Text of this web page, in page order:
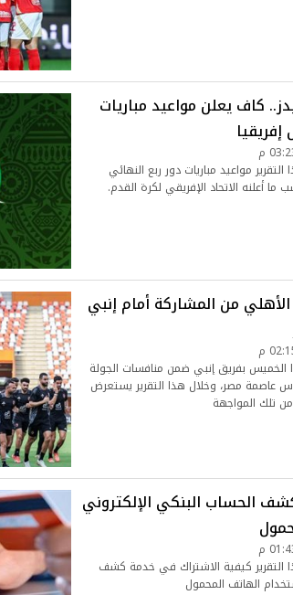
كاف يعلن مواعيد مباريات
مواعيد مباريات دور ربع النهائي
أعلنه الاتحاد الإفريقي لكرة القدم.
من المشاركة أمام إنبي
الخميس بفريق إنبي ضمن منافسات الجولة
عاصمة مصر، وخلال هذا التقرير يستعرض
تلك المواجهة
الحساب البنكي الإلكتروني
كيفية الاشتراك في خدمة كشف
الهاتف المحمول